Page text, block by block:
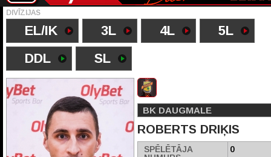
DIVĪZIJAS
EL/IK 3L 4L
5L
DDL
SL
BK DAUGMALE
ROBERTS DRIĶIS
SPĒLĒTĀJA
0